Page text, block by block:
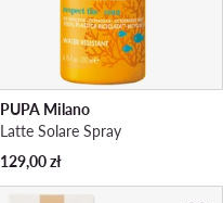
PUPA Milano
Latte Solare Spray
129,00zł